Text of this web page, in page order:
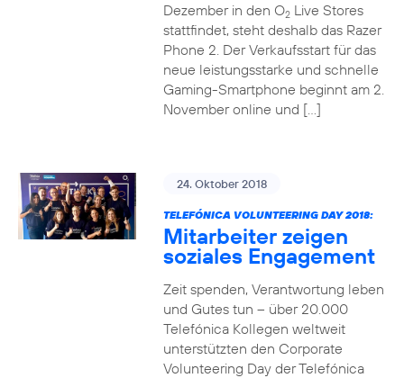
Dezember in den O2Live Stores
stattfindet, steht deshalb das Razer
Phone 2. Der Verkaufsstart für das
neue leistungsstarke und schnelle
Gaming-Smartphone beginnt am 2.
November online und […]
24. Oktober 2018
TELEFÓNICA VOLUNTEERING DAY 2018:
Mitarbeiter zeigen
soziales Engagement
Zeit spenden, Verantwortung leben
und Gutes tun – über 20.000
Telefónica Kollegen weltweit
unterstützten den Corporate
Volunteering Day der Telefónica